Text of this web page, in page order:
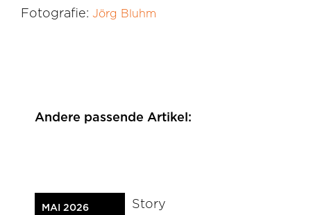
Fotografie: Jörg Bluhm
Andere passende Artikel:
MAI 2026 Story